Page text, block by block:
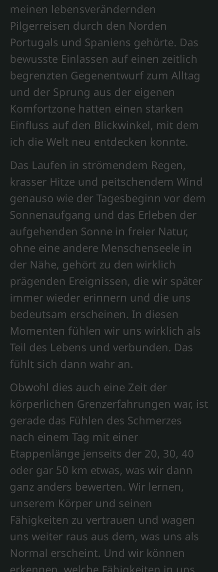
meinen lebensverändernden
Pilgerreisen durch den Norden
Portugals und Spaniens gehörte. Das
bewusste Einlassen auf einen zeitlich
begrenzten Gegenentwurf zum Alltag
und der Sprung aus der eigenen
Komfortzone hatten einen starken
Einfluss auf den Blickwinkel, mit dem
ich die Welt neu entdecken konnte.
Das Laufen in strömendem Regen,
krasser Hitze und peitschendem Wind
genauso wie der Tagesbeginn vor dem
Sonnenaufgang und das Erleben der
aufgehenden Sonne in freier Natur,
ohne eine andere Menschenseele in
der Nähe, gehört zu den wirklich
prägenden Ereignissen, die wir später
immer wieder erinnern und die uns
bedeutsam erscheinen. In diesen
Momenten fühlen wir uns wirklich als
Teil des Lebens und verbunden. Das
fühlt sich dann wahr an.
Obwohl dies auch eine Zeit der
körperlichen Grenzerfahrungen war, ist
gerade das Fühlen des Schmerzes
nach einem Tag mit einer
Etappenlänge jenseits der 20, 30, 40
oder gar 50 km etwas, was wir dann
ganz anders bewerten. Wir lernen,
unserem Körper und seinen
Fähigkeiten zu vertrauen und wagen
uns weiter raus aus dem, was uns als
Normal erscheint. Und wir können